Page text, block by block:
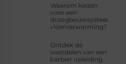
Waarom kiezen
voor een
droogbouwsysteem
vloerverwarming?
Ontdek de
voordelen van een
barbier opleiding